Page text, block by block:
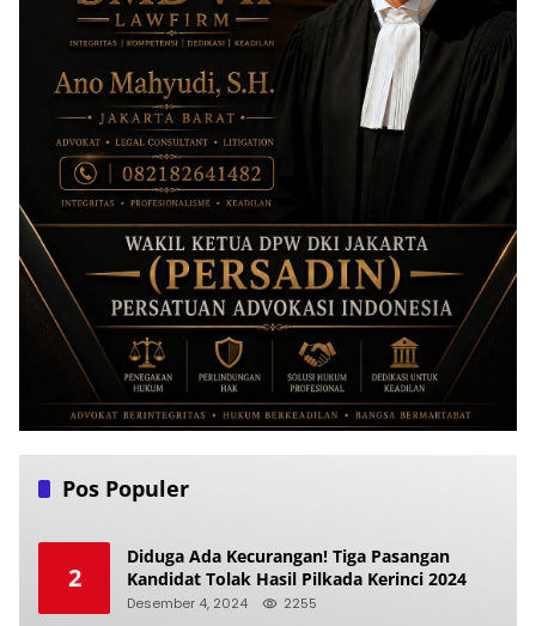
Pos Populer
2
Diduga Ada Kecurangan! Tiga Pasangan
Kandidat Tolak Hasil Pilkada Kerinci 2024
Desember 4, 2024 2255